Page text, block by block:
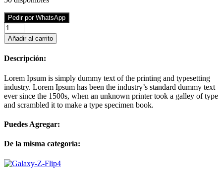
Pedir por WhatsApp
Galaxy
Z
Fold4
cantidad
Añadir al carrito
Descripción:
Lorem Ipsum is simply dummy text of the printing and typesetting
industry. Lorem Ipsum has been the industry’s standard dummy text
ever since the 1500s, when an unknown printer took a galley of type
and scrambled it to make a type specimen book.
Puedes Agregar:
De la misma categoría: